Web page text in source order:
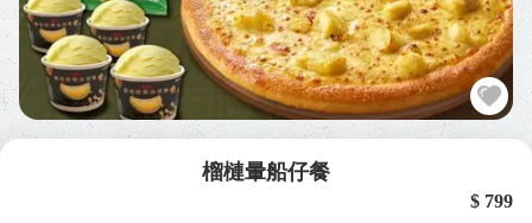
榴槤暈船仔餐
$ 799